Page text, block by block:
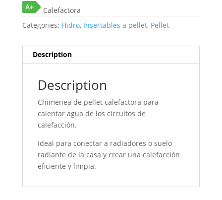
Calefactora
Categories: Hidro, Insertables a pellet, Pellet
Description
Description
Chimenea de pellet calefactora para
calentar agua de los circuitos de
calefacción.
Ideal para conectar a radiadores o suelo
radiante de la casa y crear una calefacción
eficiente y limpia.